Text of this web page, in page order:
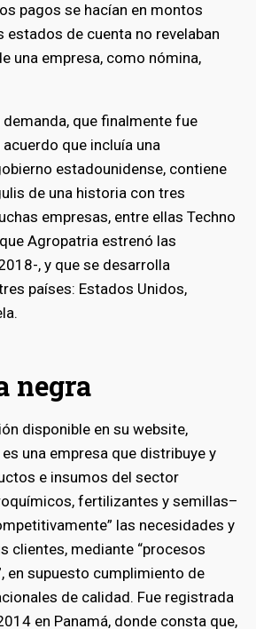
pagos se hacían en montos
estados de cuenta no revelaban
una empresa, como nómina,
demanda, que finalmente fue
que incluía una
estadounidense, contiene
de una historia con tres
empresas, entre ellas Techno
Agropatria estrenó las
, y que se desarrolla
países: Estados Unidos,
negra
disponible en su website,
una empresa que distribuye y
e insumos del sector
fertilizantes y semillas–
las necesidades y
clientes, mediante “procesos
en supuesto cumplimiento de
de calidad. Fue registrada
en Panamá, donde consta que,